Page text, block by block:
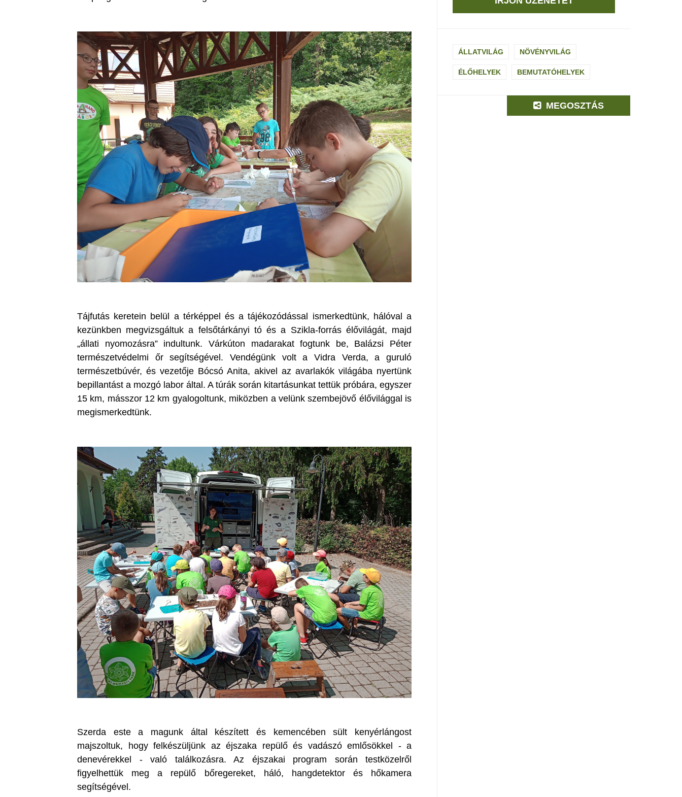
Tájfutás keretein belül a térképpel és a tájékozódással ismerkedtünk, hálóval a
kezünkben megvizsgáltuk a felsőtárkányi tó és a Szikla-forrás élővilágát, majd
„állati nyomozásra” indultunk. Várkúton madarakat fogtunk be, Balázsi Péter
természetvédelmi őr segítségével. Vendégünk volt a Vidra Verda, a guruló
természetbúvér, és vezetője Bócsó Anita, akivel az avarlakók világába nyertünk
bepillantást a mozgó labor által. A túrák során kitartásunkat tettük próbára, egyszer
15 km, másszor 12 km gyalogoltunk, miközben a velünk szembejövő élővilággal is
megismerkedtünk.
Szerda este a magunk által készített és kemencében sült kenyérlángost
majszoltuk, hogy felkészüljünk az éjszaka repülő és vadászó emlősökkel - a
denevérekkel - való találkozásra. Az éjszakai program során testközelről
figyelhettük meg a repülő bőregereket, háló, hangdetektor és hőkamera
segítségével.
ÁLLATVILÁG NÖVÉNYVILÁG
ÉLŐHELYEK BEMUTATÓHELYEK
MEGOSZTÁS